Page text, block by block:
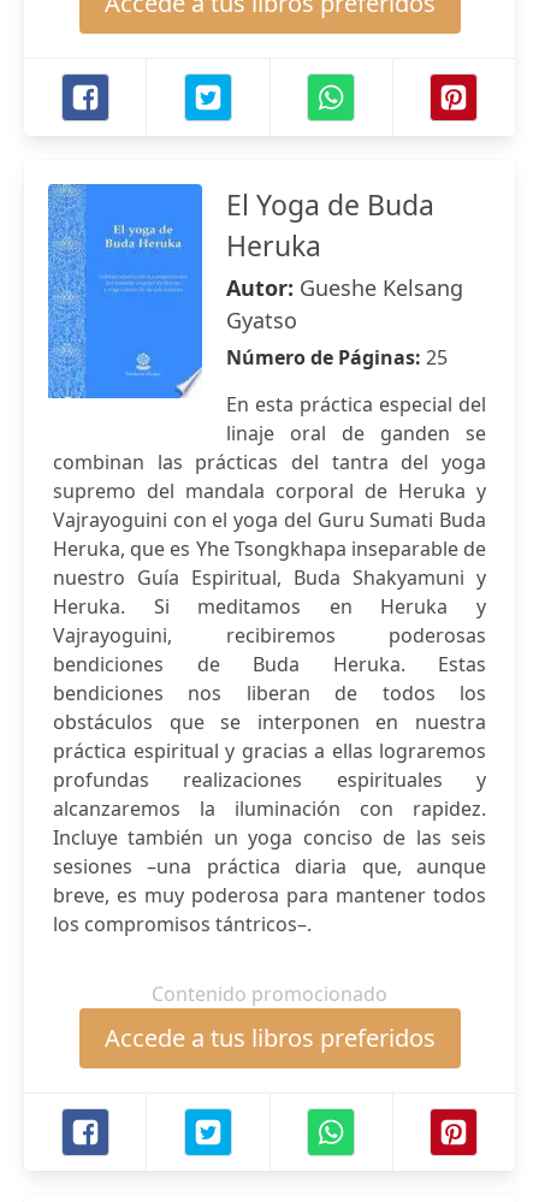
El Yoga de Buda
Heruka
Autor: Gueshe Kelsang
Gyatso
Número de Páginas: 25
En esta práctica especial del
linaje oral de ganden se
combinan las prácticas del tantra del yoga
supremo del mandala corporal de Heruka y
Vajrayoguini con el yoga del Guru Sumati Buda
Heruka, que es Yhe Tsongkhapa inseparable de
nuestro Guía Espiritual, Buda Shakyamuni y
Heruka. Si meditamos en Heruka y
Vajrayoguini, recibiremos poderosas
bendiciones de Buda Heruka. Estas
bendiciones nos liberan de todos los
obstáculos que se interponen en nuestra
práctica espiritual y gracias a ellas lograremos
profundas realizaciones espirituales y
alcanzaremos la iluminación con rapidez.
Incluye también un yoga conciso de las seis
sesiones –una práctica diaria que, aunque
breve, es muy poderosa para mantener todos
los compromisos tántricos–.
Contenido promocionado
Accede a tus libros preferidos